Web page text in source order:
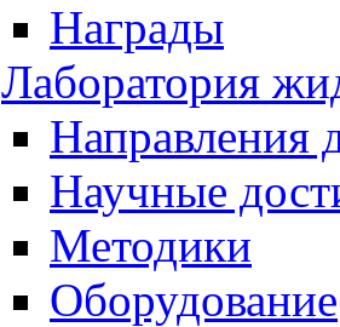
Награды
Лаборатория
Направления
Научные
Методики
Оборудование